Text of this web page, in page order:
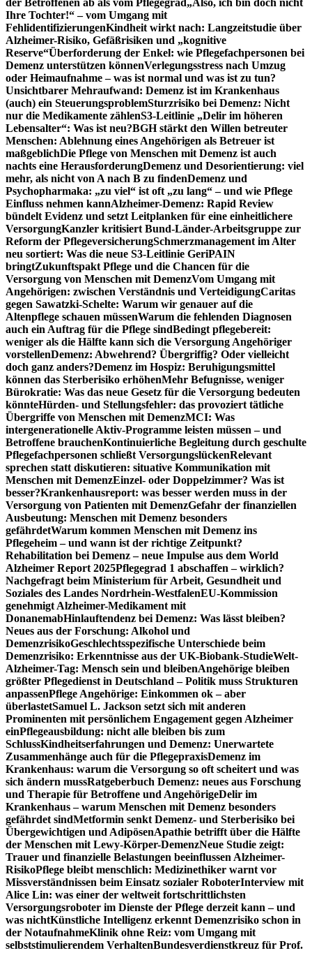
der Betroffenen ab als vom Pflegegrad„Also, ich bin doch nicht
Ihre Tochter!“ – vom Umgang mit
FehlidentifizierungenKindheit wirkt nach: Langzeitstudie über
Alzheimer-Risiko, Gefäßrisiken und „kognitive
Reserve“Überforderung der Enkel: wie Pflegefachpersonen bei
Demenz unterstützen könnenVerlegungsstress nach Umzug
oder Heimaufnahme – was ist normal und was ist zu tun?
Unsichtbarer Mehraufwand: Demenz ist im Krankenhaus
(auch) ein SteuerungsproblemSturzrisiko bei Demenz: Nicht
nur die Medikamente zählenS3-Leitlinie „Delir im höheren
Lebensalter“: Was ist neu?BGH stärkt den Willen betreuter
Menschen: Ablehnung eines Angehörigen als Betreuer ist
maßgeblichDie Pflege von Menschen mit Demenz ist auch
nachts eine HerausforderungDemenz und Desorientierung: viel
mehr, als nicht von A nach B zu findenDemenz und
Psychopharmaka: „zu viel“ ist oft „zu lang“ – und wie Pflege
Einfluss nehmen kannAlzheimer-Demenz: Rapid Review
bündelt Evidenz und setzt Leitplanken für eine einheitlichere
VersorgungKanzler kritisiert Bund-Länder-Arbeitsgruppe zur
Reform der PflegeversicherungSchmerzmanagement im Alter
neu sortiert: Was die neue S3-Leitlinie GeriPAIN
bringtZukunftspakt Pflege und die Chancen für die
Versorgung von Menschen mit DemenzVom Umgang mit
Angehörigen: zwischen Verständnis und VerteidigungCaritas
gegen Sawatzki-Schelte: Warum wir genauer auf die
Altenpflege schauen müssenWarum die fehlenden Diagnosen
auch ein Auftrag für die Pflege sindBedingt pflegebereit:
weniger als die Hälfte kann sich die Versorgung Angehöriger
vorstellenDemenz: Abwehrend? Übergriffig? Oder vielleicht
doch ganz anders?Demenz im Hospiz: Beruhigungsmittel
können das Sterberisiko erhöhenMehr Befugnisse, weniger
Bürokratie: Was das neue Gesetz für die Versorgung bedeuten
könnteHürden- und Stellungsfehler: das provoziert tätliche
Übergriffe von Menschen mit DemenzMCI: Was
intergenerationelle Aktiv-Programme leisten müssen – und
Betroffene brauchenKontinuierliche Begleitung durch geschulte
Pflegefachpersonen schließt VersorgungslückenRelevant
sprechen statt diskutieren: situative Kommunikation mit
Menschen mit DemenzEinzel- oder Doppelzimmer? Was ist
besser?Krankenhausreport: was besser werden muss in der
Versorgung von Patienten mit DemenzGefahr der finanziellen
Ausbeutung: Menschen mit Demenz besonders
gefährdetWarum kommen Menschen mit Demenz ins
Pflegeheim – und wann ist der richtige Zeitpunkt?
Rehabilitation bei Demenz – neue Impulse aus dem World
Alzheimer Report 2025Pflegegrad 1 abschaffen – wirklich?
Nachgefragt beim Ministerium für Arbeit, Gesundheit und
Soziales des Landes Nordrhein-WestfalenEU-Kommission
genehmigt Alzheimer-Medikament mit
DonanemabHinlauftendenz bei Demenz: Was lässt bleiben?
Neues aus der Forschung: Alkohol und
DemenzrisikoGeschlechtsspezifische Unterschiede beim
Demenzrisiko: Erkenntnisse aus der UK-Biobank-StudieWelt-
Alzheimer-Tag: Mensch sein und bleibenAngehörige bleiben
größter Pflegedienst in Deutschland – Politik muss Strukturen
anpassenPflege Angehörige: Einkommen ok – aber
überlastetSamuel L. Jackson setzt sich mit anderen
Prominenten mit persönlichem Engagement gegen Alzheimer
einPflegeausbildung: nicht alle bleiben bis zum
SchlussKindheitserfahrungen und Demenz: Unerwartete
Zusammenhänge auch für die PflegepraxisDemenz im
Krankenhaus: warum die Versorgung so oft scheitert und was
sich ändern mussRatgeberbuch Demenz: neues aus Forschung
und Therapie für Betroffene und AngehörigeDelir im
Krankenhaus – warum Menschen mit Demenz besonders
gefährdet sindMetformin senkt Demenz- und Sterberisiko bei
Übergewichtigen und AdipösenApathie betrifft über die Hälfte
der Menschen mit Lewy-Körper-DemenzNeue Studie zeigt:
Trauer und finanzielle Belastungen beeinflussen Alzheimer-
RisikoPflege bleibt menschlich: Medizinethiker warnt vor
Missverständnissen beim Einsatz sozialer RoboterInterview mit
Alice Lin: was einer der weltweit fortschrittlichsten
Versorgungsroboter im Dienste der Pflege derzeit kann – und
was nichtKünstliche Intelligenz erkennt Demenzrisiko schon in
der NotaufnahmeKlinik ohne Reiz: vom Umgang mit
selbststimulierendem VerhaltenBundesverdienstkreuz für Prof.